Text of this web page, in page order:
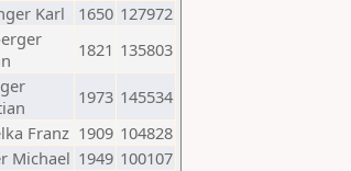
Karl 1650 127972
1821 135803
1973 145534
Franz 1909 104828
Michael 1949 100107